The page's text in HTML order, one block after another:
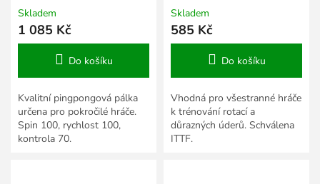
Skladem
1 085 Kč
Do košíku
Kvalitní pingpongová pálka
určena pro pokročilé hráče.
Spin 100, rychlost 100,
kontrola 70.
Skladem
585 Kč
Do košíku
Vhodná pro všestranné hráče
k trénování rotací a
důrazných úderů. Schválena
ITTF.